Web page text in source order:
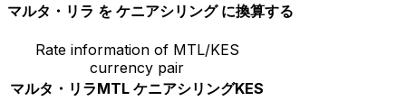
マルタ・リラ を ケニアシリング に換算する
Rate information of MTL/KES
currency pair
マルタ・リラMTL ケニアシリングKES